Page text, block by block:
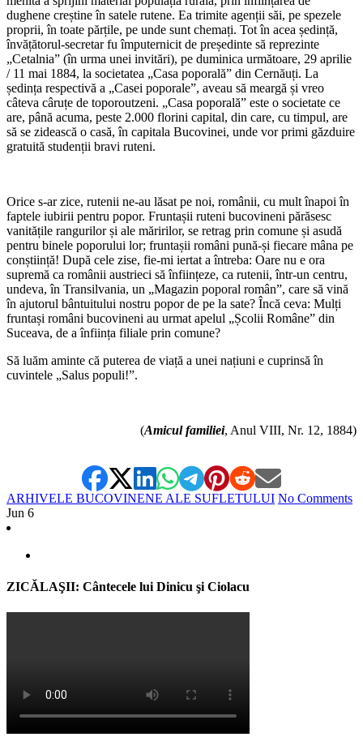
dughene creștine în satele rutene. Ea trimite agenții săi, pe spezele
proprii, în toate părțile, pe unde sunt chemați. Tot în acea ședință,
învățătorul-secretar fu împuternicit de președinte să reprezinte
„Cetalnia” (în urma unei invitări), pe duminica următoare, 29 aprilie
/ 11 mai 1884, la societatea „Casa poporală” din Cernăuți. La
ședința respectivă a „Casei poporale”, aveau să meargă și vreo
câteva câruțe de toporoutzeni. „Casa poporală” este o societate ce
are, până acuma, peste 2.000 florini capital, din care, cu timpul, are
să se zidească o casă, în capitala Bucovinei, unde vor primi găzduire
gratuită studenții bravi ruteni.
Orice s-ar zice, rutenii ne-au lăsat pe noi, românii, cu mult înapoi în
faptele iubirii pentru popor. Fruntașii ruteni bucovineni părăsesc
vanitățile rangurilor și ale măririlor, se retrag prin comune și asudă
pentru binele poporului lor; fruntașii români pună-și fiecare mâna pe
conștiință! După cele zise, fie-mi iertat a întreba: Oare nu e ora
supremă ca românii austrieci să înființeze, ca rutenii, într-un centru,
undeva, în Transilvania, un „Magazin poporal român”, care să vină
în ajutorul bântuitului nostru popor de pe la sate? Încă ceva: Mulți
fruntași români bucovineni au urmat apelul „Școlii Române” din
Suceava, de a înființa filiale prin comune?
Să luăm aminte că puterea de viață a unei națiuni e cuprinsă în
cuvintele „Salus populi!”.
(Amicul familiei, Anul VIII, Nr. 12, 1884)
ARHIVELE BUCOVINENE ALE SUFLETULUI No Comments
Jun 6
ZICĂLAŞII: Cântecele lui Dinicu şi Ciolacu